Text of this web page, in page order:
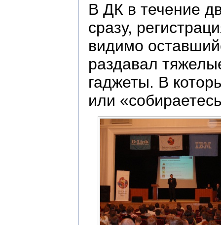
В ДК в течение
сразу,
видимо
раздавал
гаджеты. В
или